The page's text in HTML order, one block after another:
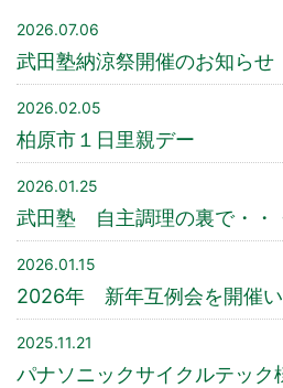
2026.07.06
武田塾納涼祭開催のお知らせ
2026.02.05
柏原市１日里親デー
2026.01.25
武田塾 自主調理の裏で・・
2026.01.15
2026年 新年互例会を開催い
2025.11.21
パナソニックサイクルテック